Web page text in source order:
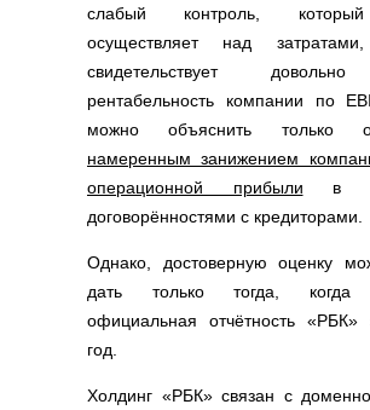
Словари и списки
Программы
Скрипты
слабый контроль,
осуществляет над
свидетельствует
рентабельность компании по
можно объяснить только
намеренным занижением
операционной прибыли в
договорённостями с кредиторами.
Однако, достоверную оценку
дать только тогда, когда
официальная отчётность «РБК»
год.
Холдинг «РБК» связан с